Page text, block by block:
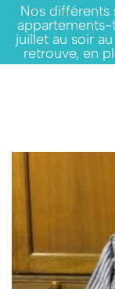
Nos différents
juillet au soir
retrouve, en